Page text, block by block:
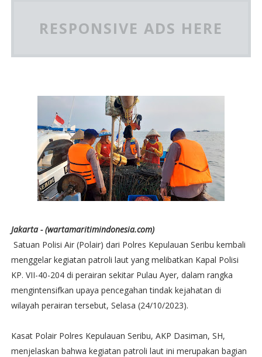
RESPONSIVE ADS HERE
Jakarta - (wartamaritimindonesia.com)
Satuan Polisi Air (Polair) dari Polres Kepulauan Seribu kembali
menggelar kegiatan patroli laut yang melibatkan Kapal Polisi
KP. VII-40-204 di perairan sekitar Pulau Ayer, dalam rangka
mengintensifkan upaya pencegahan tindak kejahatan di
wilayah perairan tersebut, Selasa (24/10/2023).
Kasat Polair Polres Kepulauan Seribu, AKP Dasiman, SH,
menjelaskan bahwa kegiatan patroli laut ini merupakan bagian